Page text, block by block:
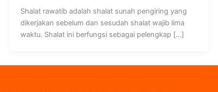
Shalat rawatib adalah shalat sunah pengiring yang
dikerjakan sebelum dan sesudah shalat wajib lima
waktu. Shalat ini berfungsi sebagai pelengkap […]